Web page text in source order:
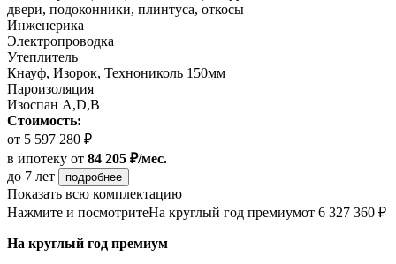
двери, подоконники, плинтуса, откосы
Инженерика
Электропроводка
Утеплитель
Кнауф, Изорок, Технониколь 150мм
Пароизоляция
Изоспан A,D,B
Стоимость:
от 5 597 280 ₽
в ипотеку от 84 205 ₽/мес.
до 7 лет
подробнее
Показать всю комплектацию
Нажмите и посмотритеНа круглый год премиумот 6 327 360 ₽
На круглый год премиум